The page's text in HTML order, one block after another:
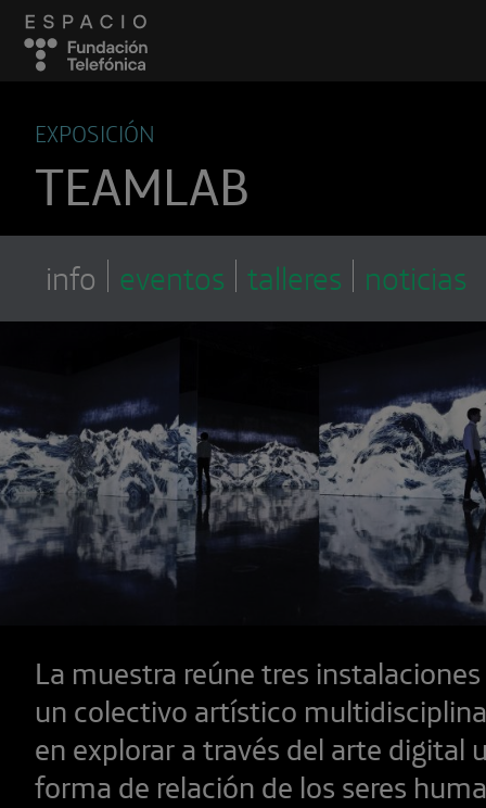
EXPOSICIÓN
TEAMLAB
info eventos talleres noticias
La muestra reúne tres
un colectivo artístico
en explorar a través del arte digital
forma de relación de los seres